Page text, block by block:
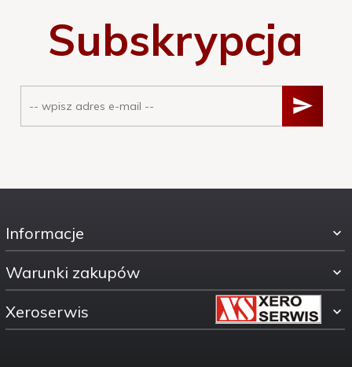
Subskrypcja
Informacje
Warunki zakupów
Xeroserwis